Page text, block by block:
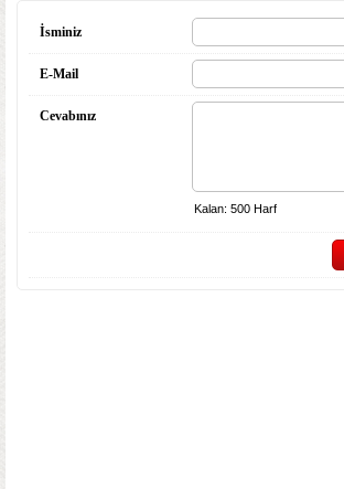
İsminiz
E-Mail
Cevabınız